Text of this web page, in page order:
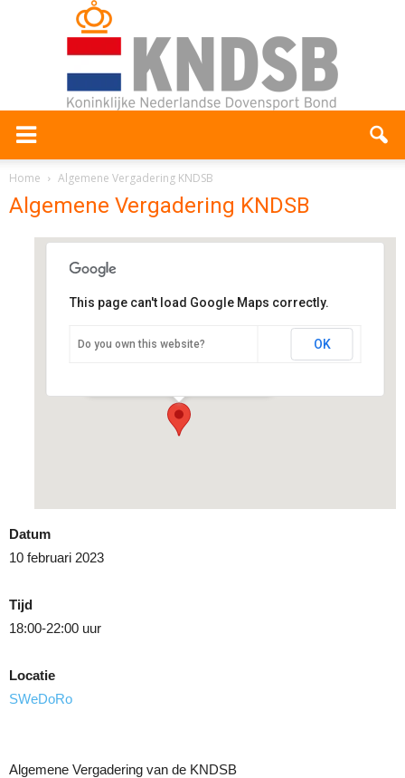
Home Algemene Vergadering KNDSB
Algemene Vergadering KNDSB
SWeDoRo
This page can't load Google Maps correctly.
Do you own this website? OK
Datum
10 februari 2023
Tijd
18:00-22:00 uur
Locatie
SWeDoRo
Algemene Vergadering van de KNDSB